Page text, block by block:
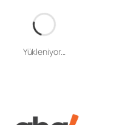
Yükleniyor...